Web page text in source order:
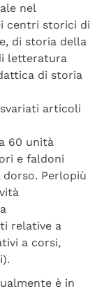
nel
centri storici di
di storia della
letteratura
di storia
articoli
60 unità
e faldoni
Perlopiù
relative a
a corsi,
è in